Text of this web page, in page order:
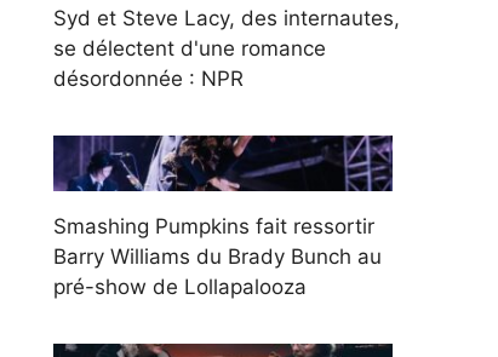
Syd et Steve Lacy, des internautes,
se délectent d'une romance
désordonnée : NPR
Smashing Pumpkins fait ressortir
Barry Williams du Brady Bunch au
pré-show de Lollapalooza